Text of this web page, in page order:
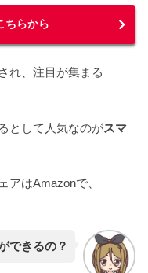
ちらから
れ、注目が集まる
として人気なのがスマ
アはAmazonで、
できるの？